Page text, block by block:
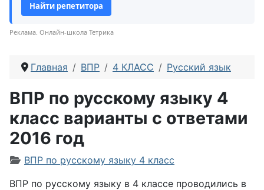
Найти репетитора
Реклама. Онлайн-школа Тетрика
Главная ВПР 4 КЛАСС Русский язык
ВПР по русскому языку 4
класс варианты с ответами
2016 год
Информация о материале
ВПР по русскому языку 4 класс
ВПР по русскому языку в 4 классе проводились в